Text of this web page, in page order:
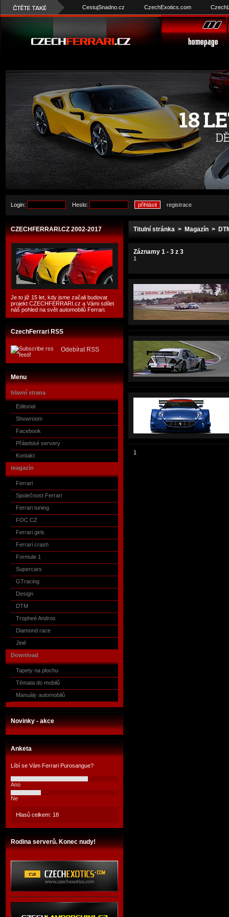
CestujSnadno.cz CzechExotics.com
Login: Heslo: registrace
CZECHFERRARI.CZ 2002-2017
Je to již 15 let, kdy jsme začali budovat
projekt CZECHFERRARI.cz a Vámi sdílet
náš pohled na svět automobilů Ferrari.
CzechFerrari RSS
Odebírat RSS
Menu
hlavní strana
Editorial
Showroom
Facebook
Přátelské servery
Kontakt
magazín
Ferrari
Společnost Ferrari
Ferrari tuning
FOC CZ
Ferrari girls
Ferrari crash
Formule 1
Supercars
GTracing
Design
DTM
Tropheé Andros
Diamond race
Jiné
Download
Tapety na plochu
Témata do mobilů
Manuály automobilů
Novinky - akce
Anketa
Líbí se Vám Ferrari Purosangue?
Ano
Ne
Hlasů celkem: 18
Rodina serverů. Konec nudy!
Titulní stránka > Magazín >
Záznamy 1 - 3 z 3
1
1